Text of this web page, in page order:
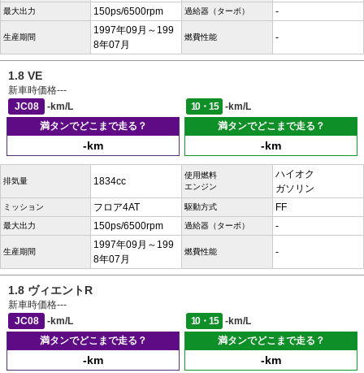
最大出力 150ps/6500rpm 過給器（ターボ） -
生産期間
1997年09月～199
8年07月
燃費性能 -
1.8 VE
新車時価格---
JC08
-km/L 10・15
-km/L
満タンでどこまで走る？
-km
満タンでどこまで走る？
-km
排気量 1834cc
使用燃料
エンジン
ハイオク
ガソリン
ミッション フロア4AT 駆動方式 FF
最大出力 150ps/6500rpm 過給器（ターボ） -
生産期間
1997年09月～199
8年07月
燃費性能 -
1.8 ヴィエントR
新車時価格---
JC08
-km/L 10・15
-km/L
満タンでどこまで走る？
-km
満タンでどこまで走る？
-km